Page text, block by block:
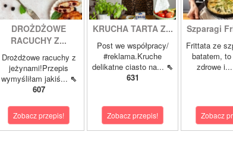
DROŻDŻOWE
RACUCHY Z...
Drożdżowe racuchy z
jeżynami!Przepis
wymyśliłam jakiś... ⇖
607
Zobacz przepis!
KRUCHA TARTA Z...
Post we współpracy/
#reklama.Kruche
delikatne ciasto na... ⇖
631
Zobacz przepis!
Szparagi
Frittata ze
batatem,
zdrowe i...
Zobacz